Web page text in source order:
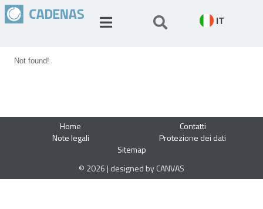
IT
Not found!
Home
Contatti
Note legali
Protezione dei dati
Sitemap
© 2026 | designed by CANVAS